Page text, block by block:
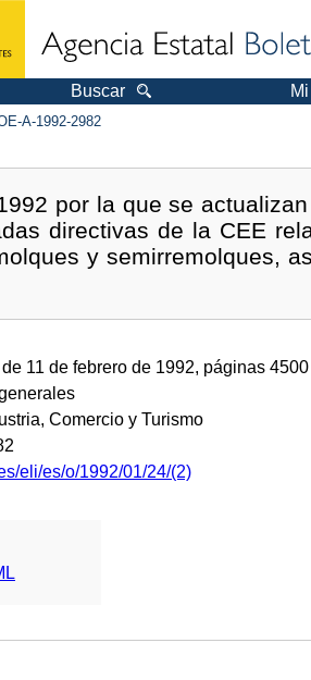
Buscar
A-1992-2982
por la que se
directivas de la CEE
y semirremolques,
11 de febrero de 1992, páginas
Comercio y Turismo
eli/es/o/1992/01/24/(2)